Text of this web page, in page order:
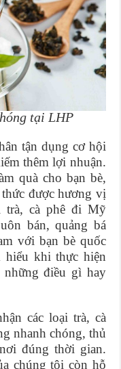
tại LHP
tận dụng cơ hội
thêm lợi nhuận.
quà cho bạn bè,
được hương vị
trà, cà phê đi Mỹ
bán, quảng bá
với bạn bè quốc
khi thực hiện
điều gì hay
các loại trà, cà
nhanh chóng, thủ
đúng thời gian.
chúng tôi còn hỗ